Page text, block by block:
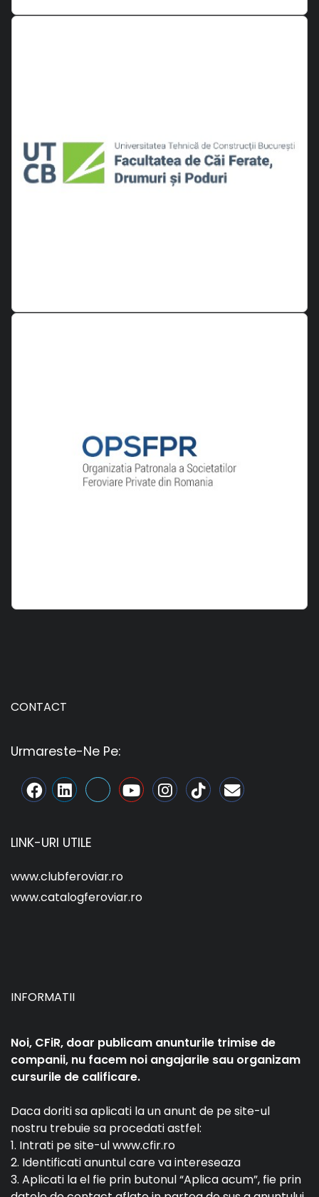
CONTACT
Urmareste-Ne Pe:
LINK-URI UTILE
www.clubferoviar.ro
www.catalogferoviar.ro
INFORMATII
Noi, CFiR, doar publicam anunturile trimise de
companii, nu facem noi angajarile sau organizam
cursurile de calificare.
Daca doriti sa aplicati la un anunt de pe site-ul
nostru trebuie sa procedati astfel:
1. Intrati pe site-ul www.cfir.ro
2. Identificati anuntul care va intereseaza
3. Aplicati la el fie prin butonul “Aplica acum”, fie prin